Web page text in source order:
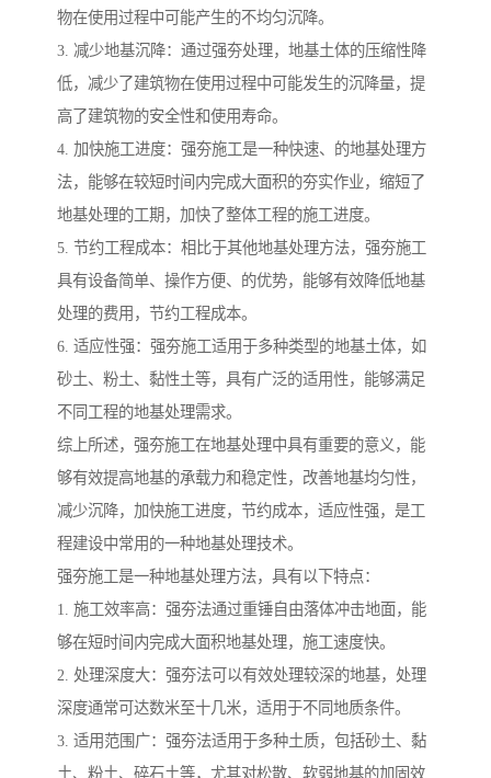
物在使用过程中可能产生的不均匀沉降。
3. 减少地基沉降：通过强夯处理，地基土体的压缩性降
低，减少了建筑物在使用过程中可能发生的沉降量，提
高了建筑物的安全性和使用寿命。
4. 加快施工进度：强夯施工是一种快速、的地基处理方
法，能够在较短时间内完成大面积的夯实作业，缩短了
地基处理的工期，加快了整体工程的施工进度。
5. 节约工程成本：相比于其他地基处理方法，强夯施工
具有设备简单、操作方便、的优势，能够有效降低地基
处理的费用，节约工程成本。
6. 适应性强：强夯施工适用于多种类型的地基土体，如
砂土、粉土、黏性土等，具有广泛的适用性，能够满足
不同工程的地基处理需求。
综上所述，强夯施工在地基处理中具有重要的意义，能
够有效提高地基的承载力和稳定性，改善地基均匀性，
减少沉降，加快施工进度，节约成本，适应性强，是工
程建设中常用的一种地基处理技术。
强夯施工是一种地基处理方法，具有以下特点：
1. 施工效率高：强夯法通过重锤自由落体冲击地面，能
够在短时间内完成大面积地基处理，施工速度快。
2. 处理深度大：强夯法可以有效处理较深的地基，处理
深度通常可达数米至十几米，适用于不同地质条件。
3. 适用范围广：强夯法适用于多种土质，包括砂土、黏
土、粉土、碎石土等，尤其对松散、软弱地基的加固效